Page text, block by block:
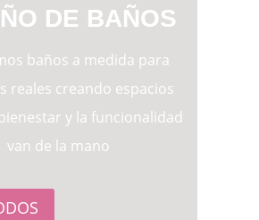
DE BAÑOS
baños a medida para
reales creando espacios
y la funcionalidad
van de la mano